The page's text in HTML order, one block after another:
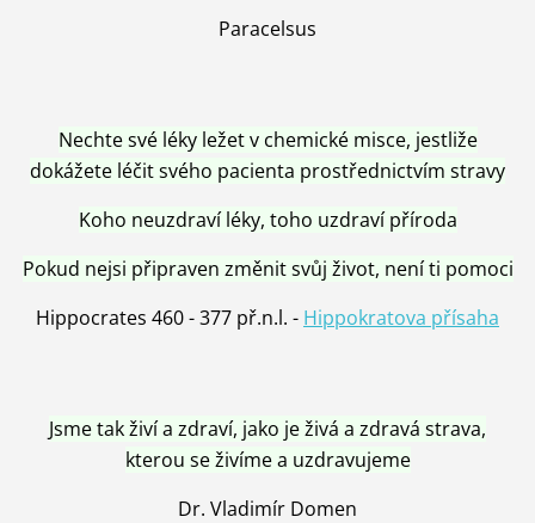
Paracelsus
Nechte své léky ležet v chemické misce, jestliže
dokážete léčit svého pacienta prostřednictvím stravy
Koho neuzdraví léky, toho uzdraví příroda
Pokud nejsi připraven změnit svůj život, není ti pomoci
Hippocrates 460 - 377 př.n.l. - Hippokratova přísaha
Jsme tak živí a zdraví, jako je živá a zdravá strava,
kterou se živíme a uzdravujeme
Dr. Vladimír Domen